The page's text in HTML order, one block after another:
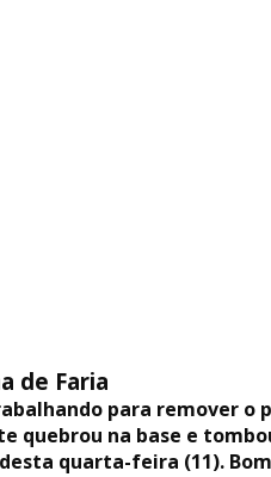
de Faria
para remover o
quebrou na base e
quarta-feira (11).